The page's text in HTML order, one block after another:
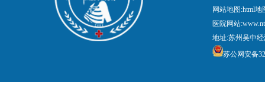
网站地图:html地
医院网站
地址:苏州吴中
苏公网安备